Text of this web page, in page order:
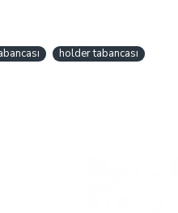
gelmektedir.
ve 1 conta hediyelidir.
holder tabancası